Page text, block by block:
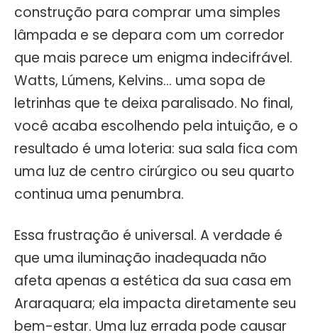
construção para comprar uma simples
lâmpada e se depara com um corredor
que mais parece um enigma indecifrável.
Watts, Lúmens, Kelvins… uma sopa de
letrinhas que te deixa paralisado. No final,
você acaba escolhendo pela intuição, e o
resultado é uma loteria: sua sala fica com
uma luz de centro cirúrgico ou seu quarto
continua uma penumbra.
Essa frustração é universal. A verdade é
que uma iluminação inadequada não
afeta apenas a estética da sua casa em
Araraquara; ela impacta diretamente seu
bem-estar. Uma luz errada pode causar